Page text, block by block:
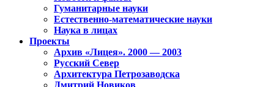
Гуманитарные науки
Естественно-математические науки
Наука в лицах
Проекты
Архив «Лицея». 2000 — 2003
Русский Север
Архитектура Петрозаводска